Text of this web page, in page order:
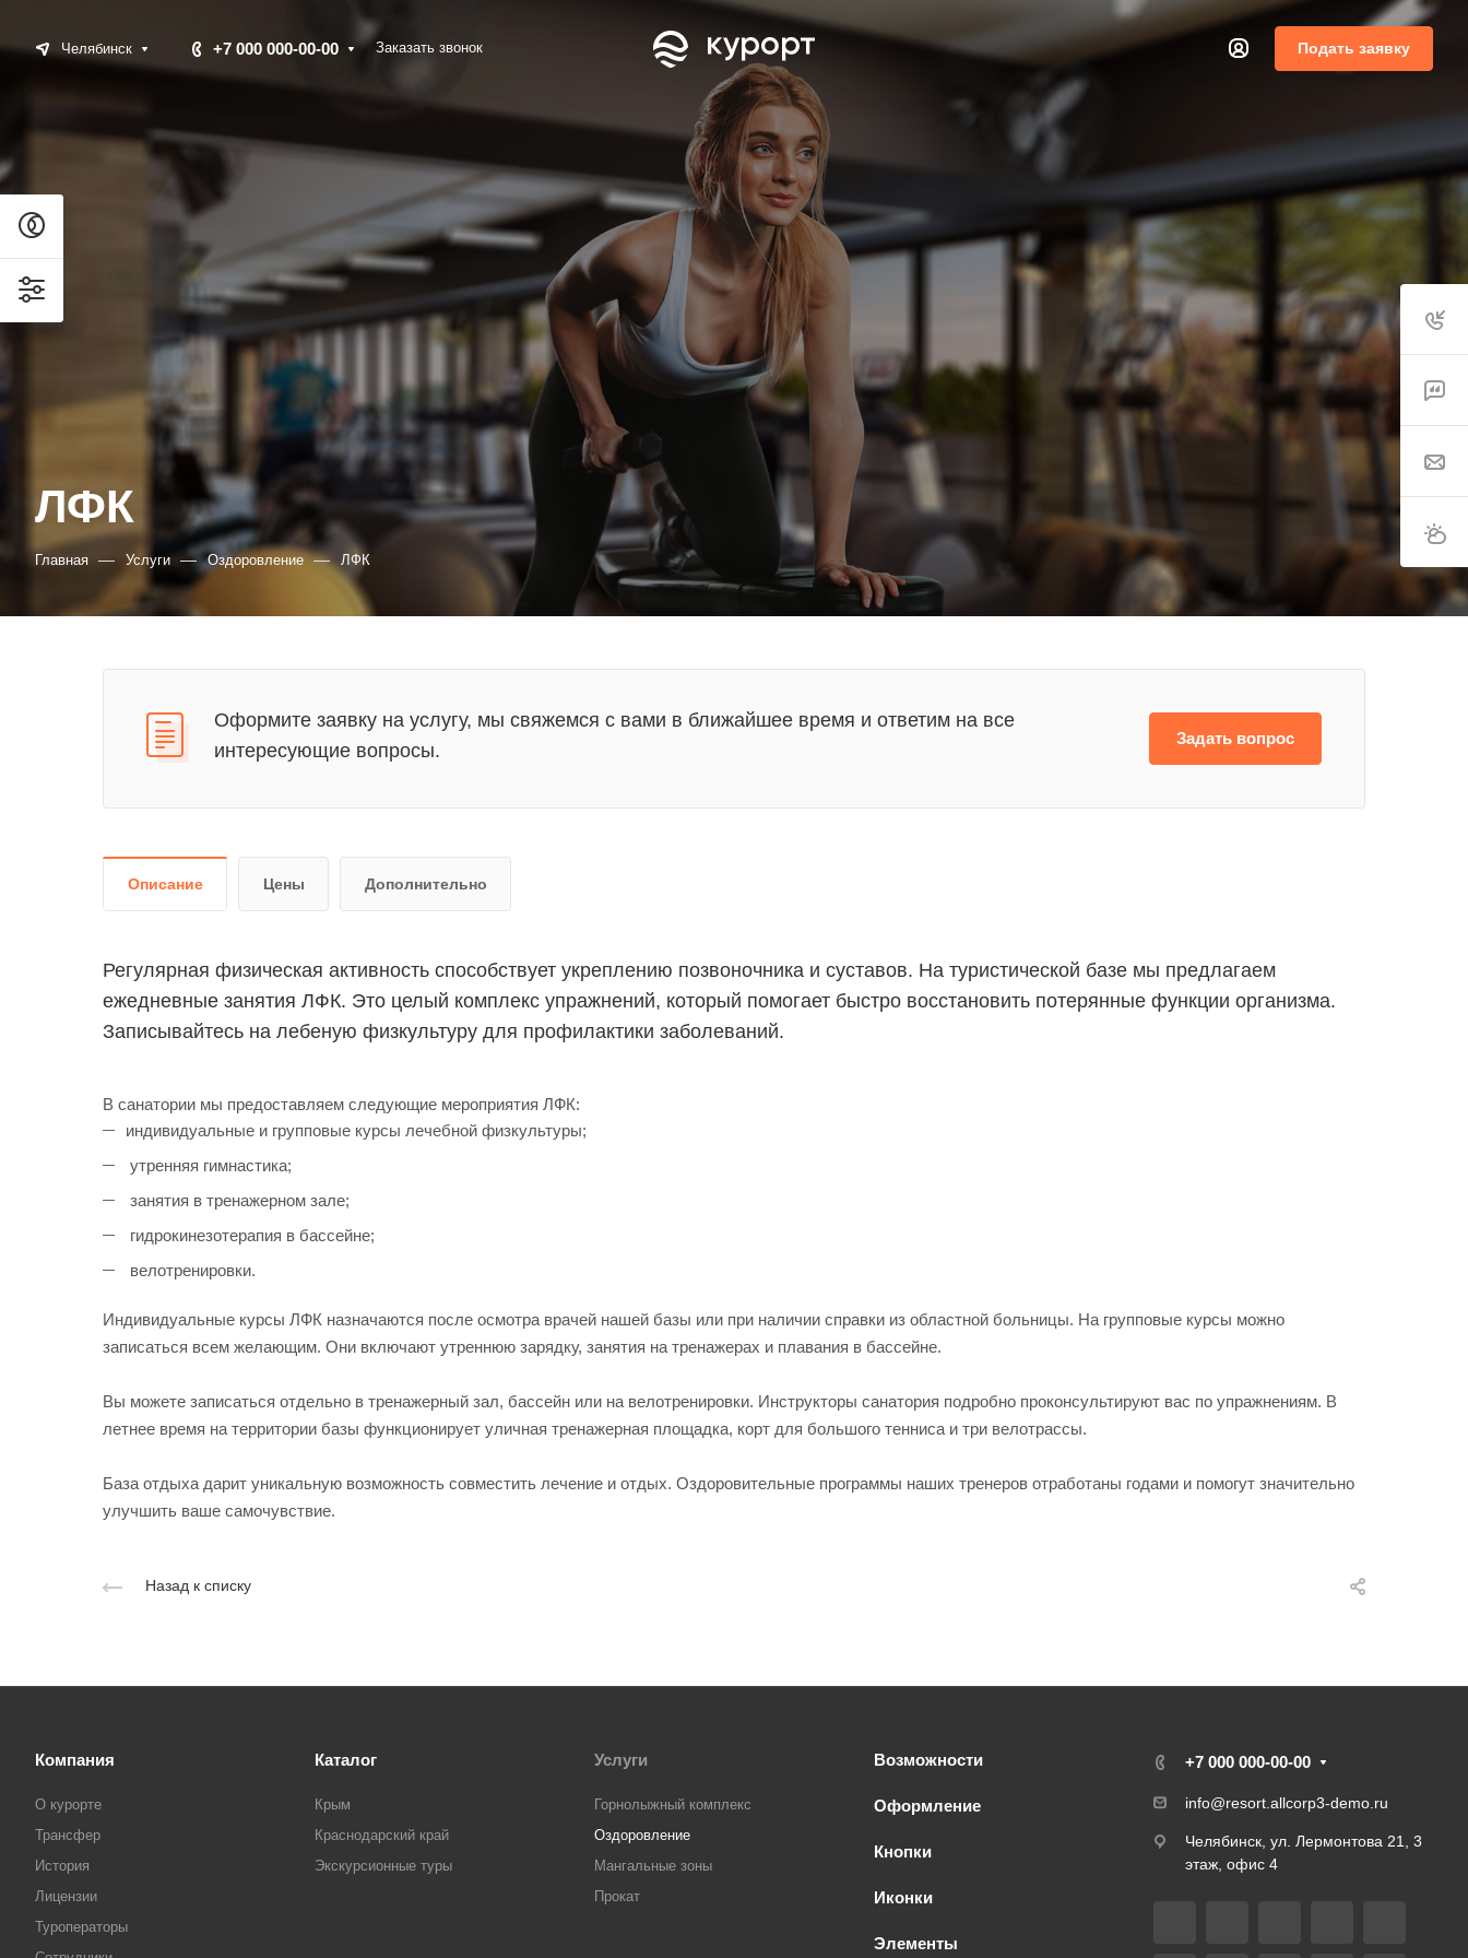
Челябинск +7 000 000-00-00 Заказать звонок Подать заявку
ЛФК
Главная — Услуги — Оздоровление — ЛФК
Оформите заявку на услугу, мы свяжемся с вами в ближайшее время и ответим на все
интересующие вопросы.
Задать вопрос
Описание Цены Дополнительно
Регулярная физическая активность способствует укреплению позвоночника и суставов. На туристической базе мы предлагаем
ежедневные занятия ЛФК. Это целый комплекс упражнений, который помогает быстро восстановить потерянные функции организма.
Записывайтесь на лебеную физкультуру для профилактики заболеваний.
В санатории мы предоставляем следующие мероприятия ЛФК:
индивидуальные и групповые курсы лечебной физкультуры;
утренняя гимнастика;
занятия в тренажерном зале;
гидрокинезотерапия в бассейне;
велотренировки.
Индивидуальные курсы ЛФК назначаются после осмотра врачей нашей базы или при наличии справки из областной больницы. На групповые курсы можно
записаться всем желающим. Они включают утреннюю зарядку, занятия на тренажерах и плавания в бассейне.
Вы можете записаться отдельно в тренажерный зал, бассейн или на велотренировки. Инструкторы санатория подробно проконсультируют вас по упражнениям. В
летнее время на территории базы функционирует уличная тренажерная площадка, корт для большого тенниса и три велотрассы.
База отдыха дарит уникальную возможность совместить лечение и отдых. Оздоровительные программы наших тренеров отработаны годами и помогут значительно
улучшить ваше самочувствие.
Назад к списку
Компания
О курорте
Трансфер
История
Лицензии
Туроператоры
Каталог
Крым
Краснодарский край
Экскурсионные туры
Услуги
Горнолыжный комплекс
Оздоровление
Мангальные зоны
Прокат
Возможности
Оформление
Кнопки
Иконки
Элементы
+7 000 000-00-00
info@resort.allcorp3-demo.ru
Челябинск, ул. Лермонтова 21, 3
этаж, офис 4